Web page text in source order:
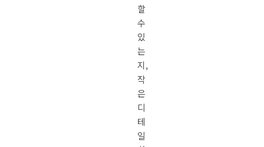
할
수
있
는
지,
작
은
디
테
일